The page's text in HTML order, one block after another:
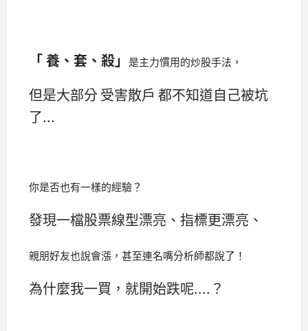
「 養、套、殺」 是主力慣用的炒股手法，
但是大部分 受害散戶 都不知道自己被坑
了...
你是否也有一樣的經驗？
發現一檔股票線型漂亮、指標更漂亮、
親朋好友也說會漲，甚至連名嘴分析師都說了！
為什麼我一買，就開始跌呢....？